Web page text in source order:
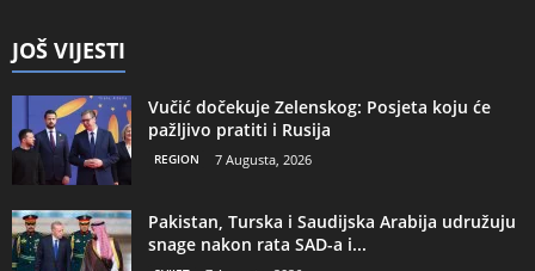
JOŠ VIJESTI
Vučić dočekuje Zelenskog: Posjeta koju će
pažljivo pratiti i Rusija
REGION 7 Augusta, 2026
Pakistan, Turska i Saudijska Arabija udružuju
snage nakon rata SAD-a i...